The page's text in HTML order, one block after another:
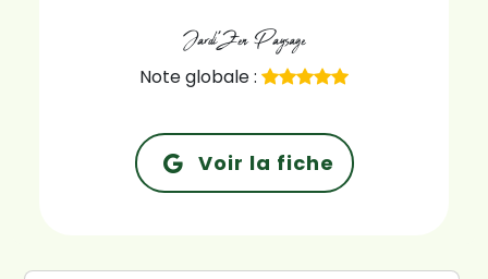
Jardi'Zen Paysage
Note globale :
Voir la fiche